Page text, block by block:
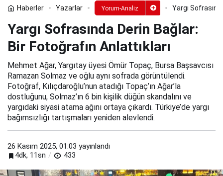
Haberler Yazarlar Yorum-Analiz Yargı
Yargı Sofrasında Derin Bağlar:
Bir Fotoğrafın Anlattıkları
Mehmet Ağar, Yargıtay üyesi Ömür Topaç, Bursa Başsavcısı
Ramazan Solmaz ve oğlu aynı sofrada görüntülendi.
Fotoğraf, Kılıçdaroğlu’nun atadığı Topaç’ın Ağar’la
dostluğunu, Solmaz’ın 6 bin kişilik düğün skandalını ve
yargıdaki siyasi atama ağını ortaya çıkardı. Türkiye’de yargı
bağımsızlığı tartışmaları yeniden alevlendi.
26 Kasım 2025, 01:03 yayınlandı
4dk, 11sn
433